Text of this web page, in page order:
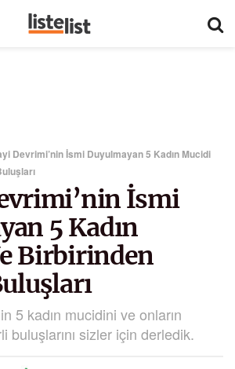
Devrimi’nin İsmi Duyulmayan 5 Kadın Mucidi
İsmi
5 Kadın
Birbirinden
5 kadın mucidini ve onların
buluşlarını sizler için derledik.